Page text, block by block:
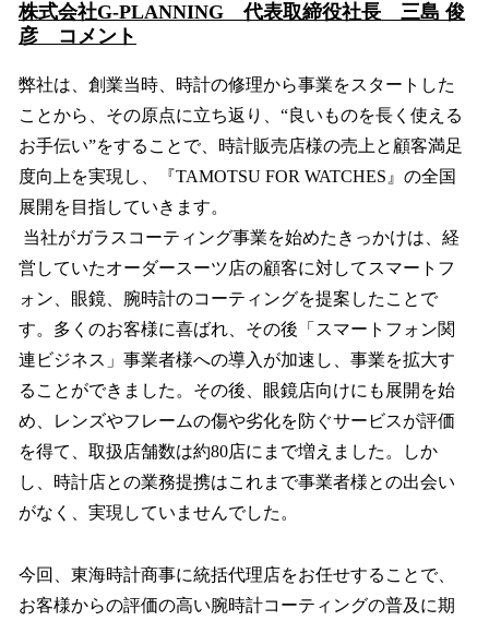
株式会社G-PLANNING 代表取締役社長 三島 俊
彦 コメント
弊社は、創業当時、時計の修理から事業をスタートした
ことから、その原点に立ち返り、“良いものを長く使える
お手伝い”をすることで、時計販売店様の売上と顧客満足
度向上を実現し、『TAMOTSU FOR WATCHES』の全国
展開を目指していきます。
当社がガラスコーティング事業を始めたきっかけは、経
営していたオーダースーツ店の顧客に対してスマートフ
ォン、眼鏡、腕時計のコーティングを提案したことで
す。多くのお客様に喜ばれ、その後「スマートフォン関
連ビジネス」事業者様への導入が加速し、事業を拡大す
ることができました。その後、眼鏡店向けにも展開を始
め、レンズやフレームの傷や劣化を防ぐサービスが評価
を得て、取扱店舗数は約80店にまで増えました。しか
し、時計店との業務提携はこれまで事業者様との出会い
がなく、実現していませんでした。
今回、東海時計商事に統括代理店をお任せすることで、
お客様からの評価の高い腕時計コーティングの普及に期